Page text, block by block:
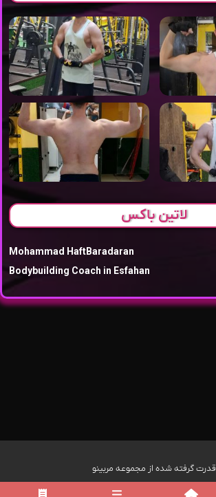
لاتین باکس
Mohammad HaftBaradaran
Bodybuilding Coach in Esfahan
قدرت گرفته شده از مجموعه مربینو